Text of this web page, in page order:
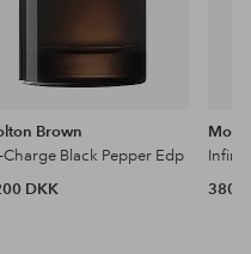
Brown
Charge Black Pepper Edp
DKK
380